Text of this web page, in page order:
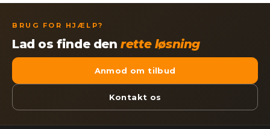
BRUG FOR HJÆLP?
Lad os finde denrette løsning
Anmod om tilbud
Kontakt os